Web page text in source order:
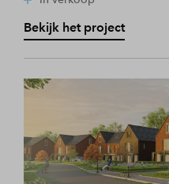
Bekijk het project